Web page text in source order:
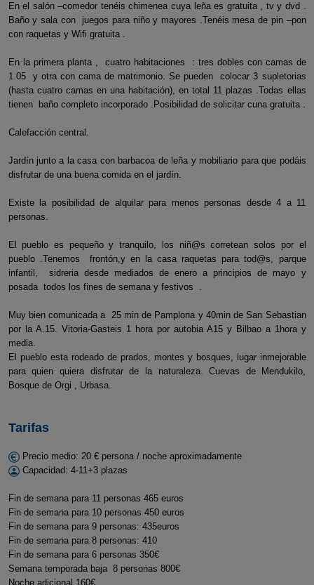
En el salón –comedor tenéis chimenea cuya leña es gratuita , tv y dvd .
Baño y sala con juegos para niño y mayores .Tenéis mesa de pin –pon
con raquetas y Wifi gratuita .
En la primera planta , cuatro habitaciones : tres dobles con camas de
1.05 y otra con cama de matrimonio. Se pueden colocar 3 supletorias
(hasta cuatro camas en una habitación), en total 11 plazas .Todas ellas
tienen baño completo incorporado .Posibilidad de solicitar cuna gratuita .
Calefacción central.
Jardín junto a la casa con barbacoa de leña y mobiliario para que podáis
disfrutar de una buena comida en el jardín.
Existe la posibilidad de alquilar para menos personas desde 4 a 11
personas.
El pueblo es pequeño y tranquilo, los niñ@s corretean solos por el
pueblo .Tenemos frontón,y en la casa raquetas para tod@s, parque
infantil, sidreria desde mediados de enero a principios de mayo y
posada todos los fines de semana y festivos .
Muy bien comunicada a 25 min de Pamplona y 40min de San Sebastian
por la A.15. Vitoria-Gasteis 1 hora por autobia A15 y Bilbao a 1hora y
media.
El pueblo esta rodeado de prados, montes y bosques, lugar inmejorable
para quien quiera disfrutar de la naturaleza. Cuevas de Mendukilo,
Bosque de Orgi , Urbasa.
Tarifas
Precio medio: 20 € persona / noche aproximadamente
Capacidad: 4-11+3 plazas
Fin de semana para 11 personas 465 euros
Fin de semana para 10 personas 450 euros
Fin de semana para 9 personas: 435euros
Fin de semana para 8 personas: 410
Fin de semana para 6 personas 350€
Semana temporada baja 8 personas 800€
Noche adicional 160€